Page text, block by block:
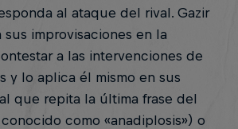
al ataque del rival. Gazir
improvisaciones en la
a las intervenciones de
y lo aplica él mismo en sus
que repita la última frase del
como «anadiplosis») o